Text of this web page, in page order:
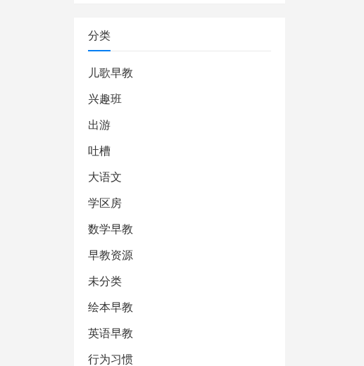
分类
儿歌早教
兴趣班
出游
吐槽
大语文
学区房
数学早教
早教资源
未分类
绘本早教
英语早教
行为习惯